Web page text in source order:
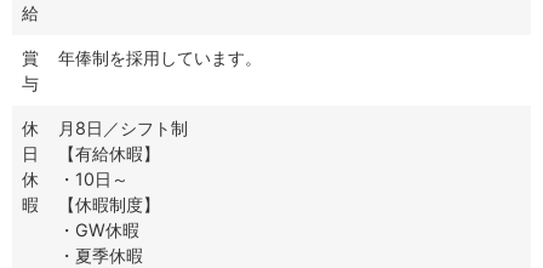
給
賞
与
年俸制を採用しています。
休
日
休
暇
月8日／シフト制
【有給休暇】
・10日～
【休暇制度】
・GW休暇
・夏季休暇